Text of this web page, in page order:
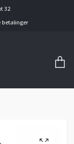
32
betalinger